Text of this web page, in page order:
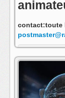
contact:toute
s'abonner